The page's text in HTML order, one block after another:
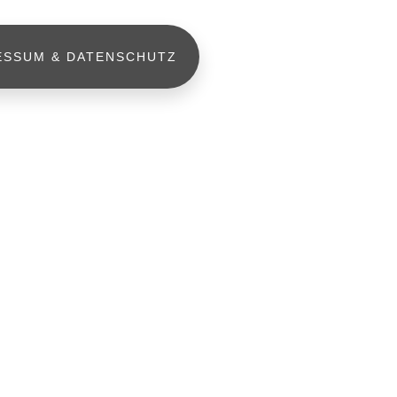
& DATENSCHUTZ